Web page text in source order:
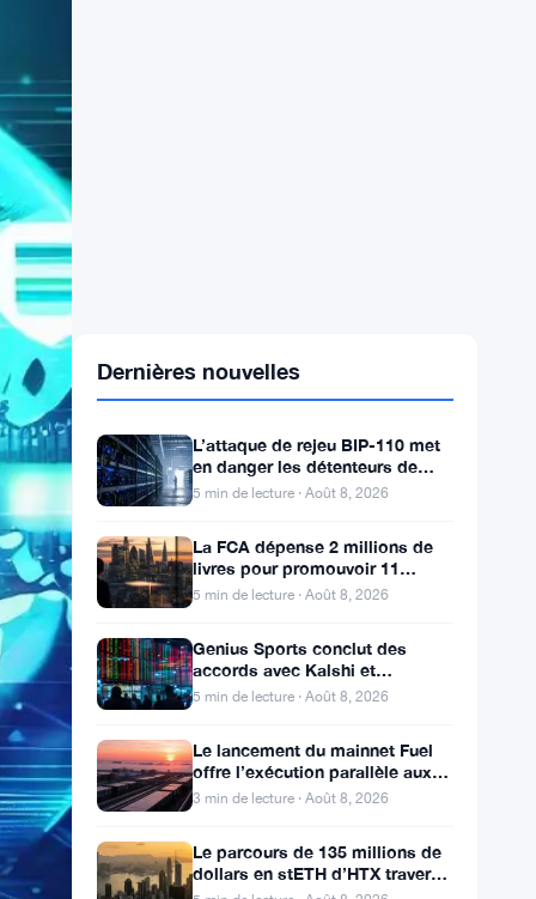
L’attaque de rejeu BIP-110 met
Bitcoin avant toute scission de
chaîne
5 min de lecture · Août 8, 2026
La FCA dépense 2 millions de
millions de vues de plaintes sur
le financement
5 min de lecture · Août 8, 2026